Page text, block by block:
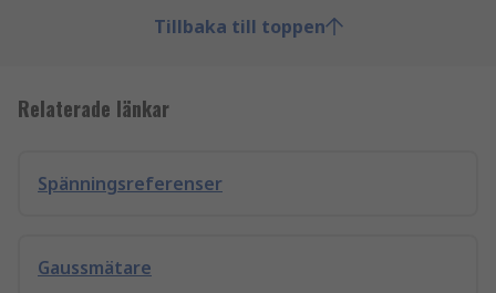
Tillbaka till toppen
Relaterade länkar
Spänningsreferenser
Gaussmätare